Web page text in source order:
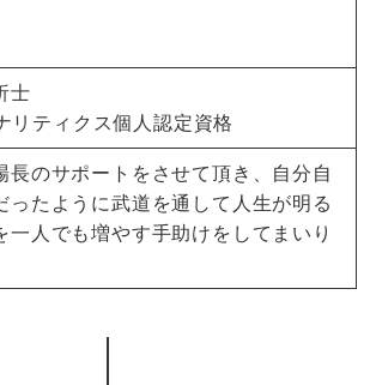
士
リティクス個人認定資格
長のサポートをさせて頂き、自分自
ったように武道を通して人生が明る
一人でも増やす手助けをしてまいり